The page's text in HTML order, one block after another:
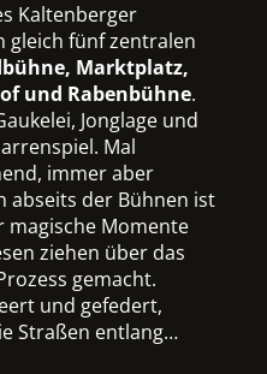
Kaltenberger
gleich fünf zentralen
Marktplatz,
und Rabenbühne.
Jonglage und
Mal
immer aber
abseits der Bühnen ist
magische Momente
ziehen über das
gemacht.
und gefedert,
Straßen entlang…